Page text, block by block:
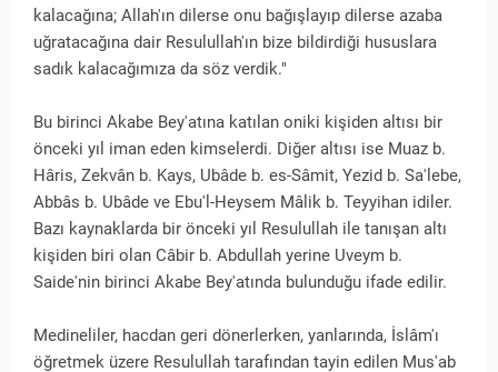
kalacağına; Allah'ın dilerse onu bağışlayıp dilerse azaba
uğratacağına dair Resulullah'ın bize bildirdiği hususlara
sadık kalacağımıza da söz verdik."
Bu birinci Akabe Bey'atına katılan oniki kişiden altısı bir
önceki yıl iman eden kimselerdi. Diğer altısı ise Muaz b.
Hâris, Zekvân b. Kays, Ubâde b. es-Sâmit, Yezid b. Sa'lebe,
Abbâs b. Ubâde ve Ebu'l-Heysem Mâlik b. Teyyihan idiler.
Bazı kaynaklarda bir önceki yıl Resulullah ile tanışan altı
kişiden biri olan Câbir b. Abdullah yerine Uveym b.
Saide'nin birinci Akabe Bey'atında bulunduğu ifade edilir.
Medineliler, hacdan geri dönerlerken, yanlarında, İslâm'ı
öğretmek üzere Resulullah tarafından tayin edilen Mus'ab